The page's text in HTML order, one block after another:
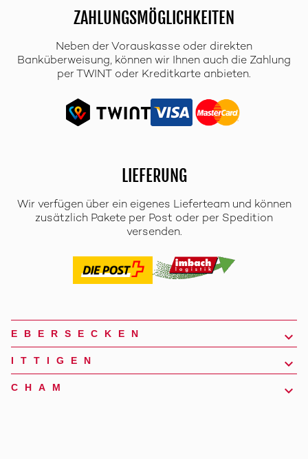
ZAHLUNGSMÖGLICHKEITEN
Neben der Vorauskasse oder direkten
Banküberweisung, können wir Ihnen auch die Zahlung
per TWINT oder Kreditkarte anbieten.
LIEFERUNG
Wir verfügen über ein eigenes Lieferteam und können
zusätzlich Pakete per Post oder per Spedition
versenden.
EBERSECKEN
ITTIGEN
CHAM